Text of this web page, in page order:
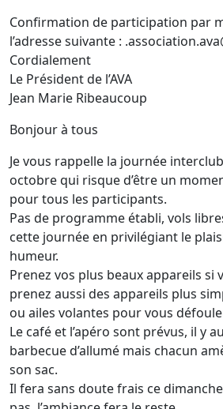
Confirmation de participation par
l’adresse suivante :
Cordialement
Le Président de l’AVA
Jean Marie Ribeaucoup
Bonjour à tous
Je vous rappelle la journée
octobre qui risque d’être un
pour tous les participants.
Pas de programme établi, vols
cette journée en privilégiant le
humeur.
Prenez vos plus beaux appareils si
prenez aussi des appareils plus
ou ailes volantes pour vous
Le café et l’apéro sont prévus, il y
barbecue d’allumé mais chacun
son sac.
Il fera sans doute frais ce